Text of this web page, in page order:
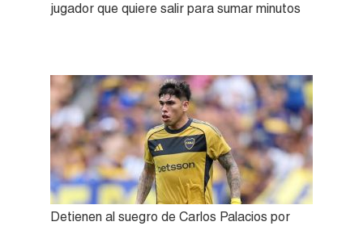
jugador que quiere salir para sumar minutos
Detienen al suegro de Carlos Palacios por